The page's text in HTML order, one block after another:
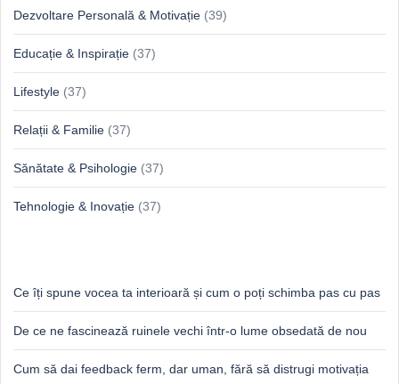
Dezvoltare Personală & Motivație (39)
Educație & Inspirație (37)
Lifestyle (37)
Relații & Familie (37)
Sănătate & Psihologie (37)
Tehnologie & Inovație (37)
Ce îți spune vocea ta interioară și cum o poți schimba pas cu pas
De ce ne fascinează ruinele vechi într-o lume obsedată de nou
Cum să dai feedback ferm, dar uman, fără să distrugi motivația